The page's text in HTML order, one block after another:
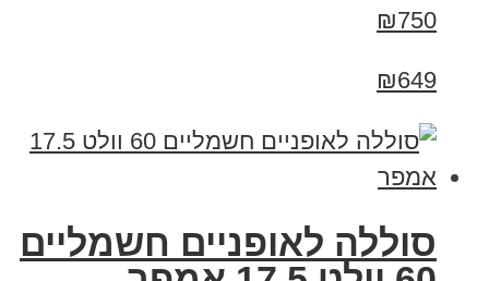
₪750
₪649
סוללה לאופניים חשמליים